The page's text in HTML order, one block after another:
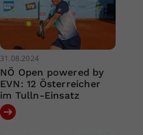
31.08.2024
NÖ Open powered by
EVN: 12 Österreicher
im Tulln-Einsatz